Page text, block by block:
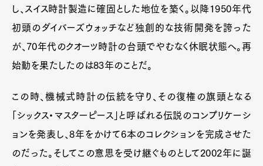
し、スイス時計製造に確固とした地位を築く。以降1950年代
初頭のダイバーズウォッチなど独創的な技術開発を誇った
が、70年代のクオーツ時計の台頭でやむなく休眠状態へ。再
始動を果たしたのは83年のことだ。
この時、機械式時計の伝統を守り、その復権の旗頭となる
「シックス・マスターピース」と呼ばれる伝説のコンプリケーシ
ョンを発表し、8年をかけて6本のコレクションを完成させた
のだった。そしてこの意思を受け継ぐものとして2002年に誕